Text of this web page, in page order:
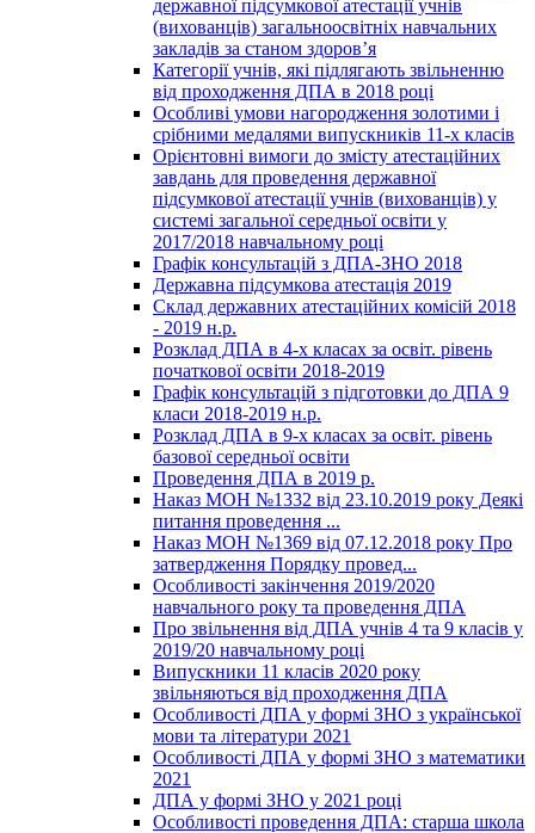
державної підсумкової атестації учнів
(вихованців) загальноосвітніх навчальних
закладів за станом здоров’я
Категорії учнів, які підлягають звільненню
від проходження ДПА в 2018 році
Особливі умови нагородження золотими і
срібними медалями випускників 11-х класів
Орієнтовні вимоги до змісту атестаційних
завдань для проведення державної
підсумкової атестації учнів (вихованців) у
системі загальної середньої освіти у
2017/2018 навчальному році
Графік консультацій з ДПА-ЗНО 2018
Державна підсумкова атестація 2019
Склад державних атестаційних комісій 2018
- 2019 н.р.
Розклад ДПА в 4-х класах за освіт. рівень
початкової освіти 2018-2019
Графік консультацій з підготовки до ДПА 9
класи 2018-2019 н.р.
Розклад ДПА в 9-х класах за освіт. рівень
базової середньої освіти
Проведення ДПА в 2019 р.
Наказ МОН №1332 від 23.10.2019 року Деякі
питання проведення ...
Наказ МОН №1369 від 07.12.2018 року Про
затвердження Порядку провед...
Особливості закінчення 2019/2020
навчального року та проведення ДПА
Про звільнення від ДПА учнів 4 та 9 класів у
2019/20 навчальному році
Випускники 11 класів 2020 року
звільняються від проходження ДПА
Особливості ДПА у формі ЗНО з української
мови та літератури 2021
Особливості ДПА у формі ЗНО з математики
2021
ДПА у формі ЗНО у 2021 році
Особливості проведення ДПА: старша школа